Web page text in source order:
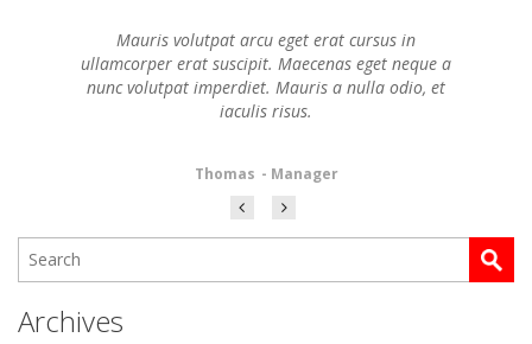
Mauris volutpat arcu eget erat cursus in
ullamcorper erat suscipit. Maecenas eget neque a
nunc volutpat imperdiet. Mauris a nulla odio, et
iaculis risus.
Thomas - Manager
Archives